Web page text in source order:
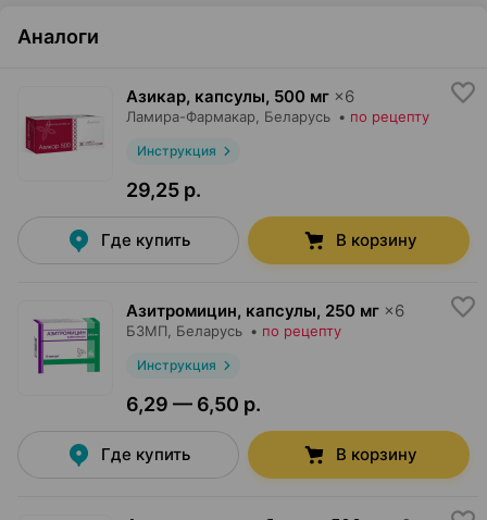
Аналоги
Азикар, капсулы, 500 мг ×6
Ламира-Фармакар , Беларусь • по рецепту
Инструкция
29,25 р.
Где купить В корзину
Азитромицин, капсулы, 250 мг ×6
БЗМП , Беларусь • по рецепту
Инструкция
6,29 — 6,50 р.
Где купить В корзину